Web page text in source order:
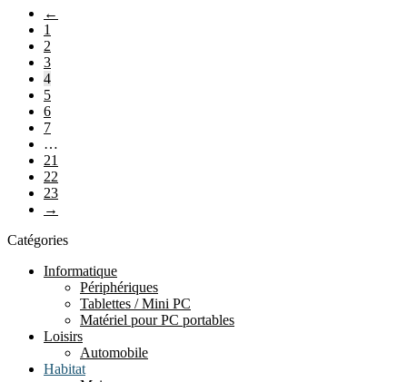
←
1
2
3
4
5
6
7
…
21
22
23
→
Catégories
Informatique
Périphériques
Tablettes / Mini PC
Matériel pour PC portables
Loisirs
Automobile
Habitat